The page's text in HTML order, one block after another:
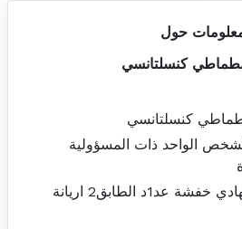
حول
كنسلتانسي
كنسلتانسي
الواحد ذات المسؤولية
شارع الهادي خفشة عد1د الطابق2 اريانة